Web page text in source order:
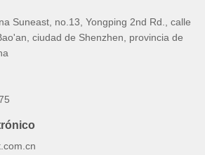
Suneast, no.13, Yongping 2nd Rd., calle
ciudad de Shenzhen, provincia de